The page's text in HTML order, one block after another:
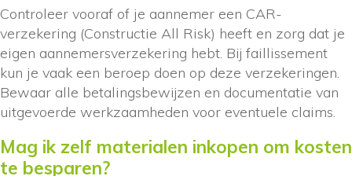
Controleer vooraf of je aannemer een CAR-
verzekering (Constructie All Risk) heeft en zorg dat je
eigen aannemersverzekering hebt. Bij faillissement
kun je vaak een beroep doen op deze verzekeringen.
Bewaar alle betalingsbewijzen en documentatie van
uitgevoerde werkzaamheden voor eventuele claims.
Mag ik zelf materialen inkopen om kosten
te besparen?